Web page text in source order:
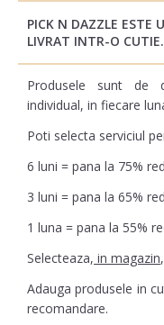
PICK N DAZZLE ESTE
LIVRAT INTR-O CUTIE.
Produsele sunt de
individual, in fiecare
Poti selecta serviciul
6 luni = pana la 75%
3 luni = pana la 65%
1 luna = pana la 55%
Selecteaza, in magazin
Adauga produsele in
recomandare.